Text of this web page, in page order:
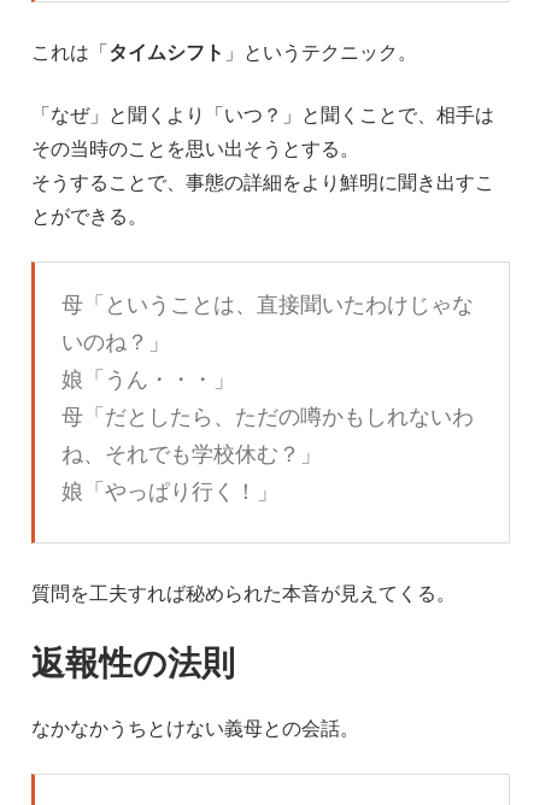
これは「タイムシフト 」というテクニック。
「なぜ」と聞くより「いつ？」と聞くことで、相手は
その当時のことを思い出そうとする。
そうすることで、事態の詳細をより鮮明に聞き出すこ
とができる。
母「ということは、直接聞いたわけじゃな
いのね？」
娘「うん・・・」
母「だとしたら、ただの噂かもしれないわ
ね、それでも学校休む？」
娘「やっぱり行く！」
質問を工夫すれば秘められた本音が見えてくる。
返報性の法則
なかなかうちとけない義母との会話。